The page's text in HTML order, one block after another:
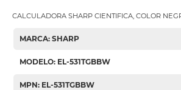
CALCULADORA SHARP CIENTIFICA, COLOR
MARCA: SHARP
MODELO: EL-531TGBBW
MPN: EL-531TGBBW